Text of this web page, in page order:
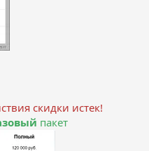
скидки истек!
пакет